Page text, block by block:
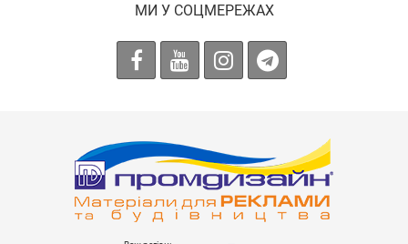
МИ У СОЦМЕРЕЖАХ